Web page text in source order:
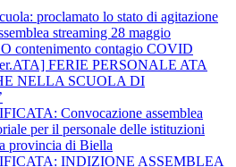
proclamato lo stato di agitazione
streaming 28 maggio
contenimento contagio COVID
FERIE PERSONALE ATA
NELLA SCUOLA DI
Convocazione assemblea
per il personale delle istituzioni
provincia di Biella
INDIZIONE ASSEMBLEA